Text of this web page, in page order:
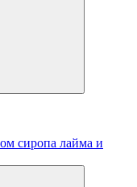
сиропа лайма и